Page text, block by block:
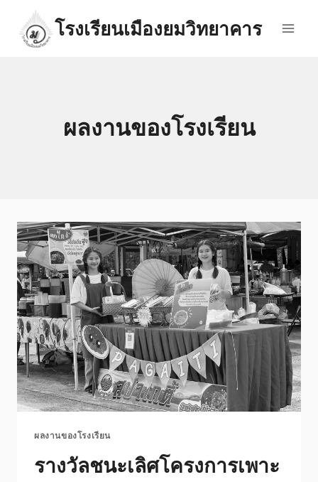
content
โรงเรียนเมืองยมวิทยาคาร
ผลงานของโรงเรียน
ผลงานของโรงเรียน
รางวัลชนะเลิศโครงการเพาะ